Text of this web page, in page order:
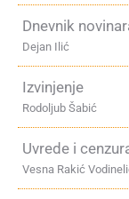
Dnevnik
Dejan Ilić
Izvinjenje
Rodoljub Šabić
Uvrede i
Vesna Rakić